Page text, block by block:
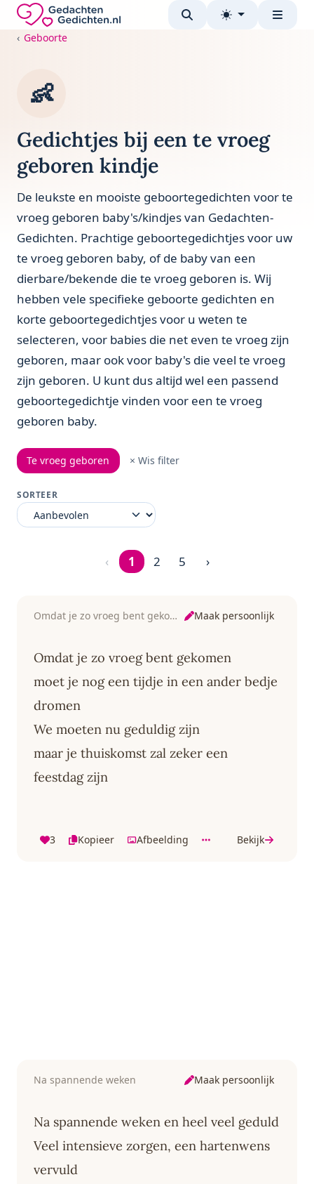
Direct naar de inhoud
Gedachten-Gedichten.nl — naar de homepage
Geboorte
👶
Gedichtjes bij een te vroeg
geboren kindje
De leukste en mooiste geboortegedichten voor te
vroeg geboren baby's/kindjes van Gedachten-
Gedichten. Prachtige geboortegedichtjes voor uw
te vroeg geboren baby, of de baby van een
dierbare/bekende die te vroeg geboren is. Wij
hebben vele specifieke geboorte gedichten en
korte geboortegedichtjes voor u weten te
selecteren, voor babies die net even te vroeg zijn
geboren, maar ook voor baby's die veel te vroeg
zijn geboren. U kunt dus altijd wel een passend
geboortegedichtje vinden voor een te vroeg
geboren baby.
Te vroeg geboren × Wis filter
SORTEER
Pagina 1 van 5
‹ 1 2 5 ›
Omdat je zo vroeg bent gekomen Maak persoonlijk
Omdat je zo vroeg bent gekomen
moet je nog een tijdje in een ander bedje
dromen
We moeten nu geduldig zijn
maar je thuiskomst zal zeker een
feestdag zijn
3 Kopieer Afbeelding Bekijk
Na spannende weken Maak persoonlijk
Na spannende weken en heel veel geduld
Veel intensieve zorgen, een hartenwens
vervuld